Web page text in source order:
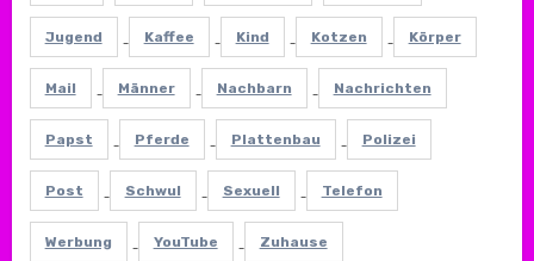
Jugend Kaffee Kind Kotzen Körper
Mail Männer Nachbarn Nachrichten
Papst Pferde Plattenbau Polizei
Post Schwul Sexuell Telefon
Werbung YouTube Zuhause